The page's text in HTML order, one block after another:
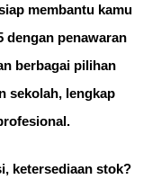
membantu kamu
dengan penawaran
berbagai pilihan
sekolah, lengkap
ketersediaan stok?